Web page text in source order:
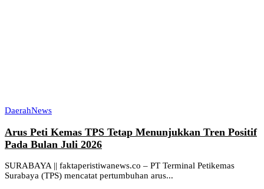
DaerahNews
Arus Peti Kemas TPS Tetap Menunjukkan Tren Positif
Pada Bulan Juli 2026
SURABAYA || faktaperistiwanews.co – PT Terminal Petikemas
Surabaya (TPS) mencatat pertumbuhan arus...